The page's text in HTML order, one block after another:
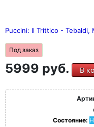
Puccini: Il Trittico - Tebaldi,
Под заказ
5999 руб. В
Состояние: